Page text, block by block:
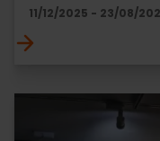
11/12/2025 - 23/08/